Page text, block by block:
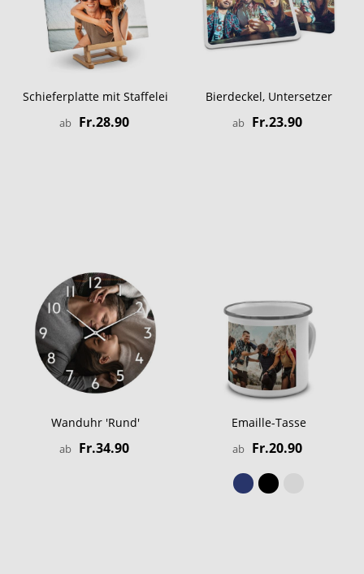
Schieferplatte mit Staffelei
ab Fr.28.90
Bierdeckel, Untersetzer
ab Fr.23.90
Wanduhr 'Rund'
ab Fr.34.90
Emaille-Tasse
ab Fr.20.90